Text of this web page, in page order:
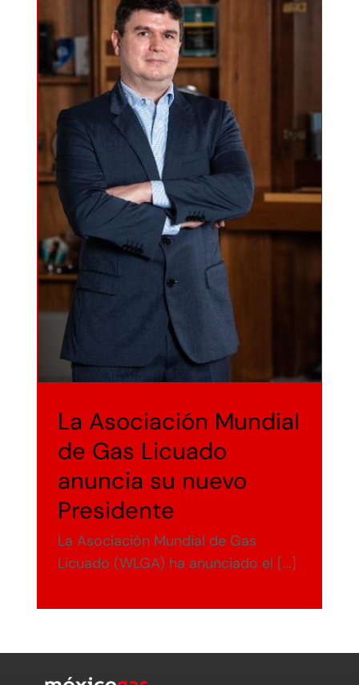
Precio del Gas LP
Media Kit
Diplomado en Gas LP
Contacto
La Asociación Mundial
de Gas Licuado
anuncia su nuevo
Presidente
La Asociación Mundial de Gas
Licuado (WLGA) ha anunciado el [...]